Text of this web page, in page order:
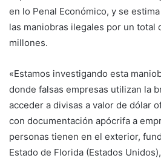
en lo Penal Económico, y se
las maniobras ilegales por un total
millones.
«Estamos investigando esta
donde falsas empresas utilizan la
acceder a divisas a valor de dólar
con documentación apócrifa a
personas tienen en el exterior,
Estado de Florida (Estados